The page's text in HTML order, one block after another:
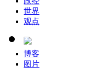
世界
观点
博客
图片